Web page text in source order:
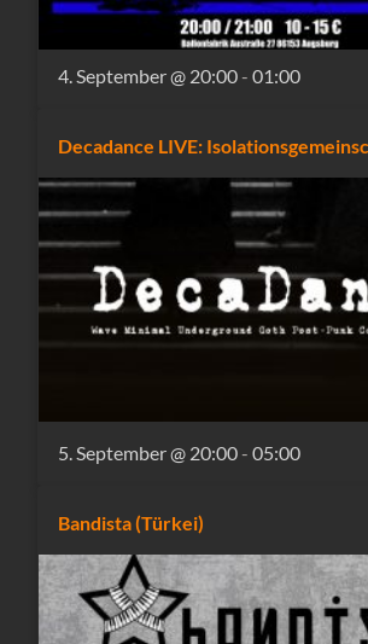
4. September @ 20:00-01:00
Decadance LIVE:
5. September @ 20:00-05:00
Bandista (Türkei)